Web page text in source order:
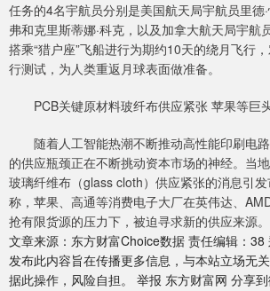
任务的4名宇航员分别是美国航天局宇航员里德
弗和克里斯蒂娜·科克，以及加拿大航天局宇航
搭乘“猎户座”飞船进行为期约10天的绕月飞行
行测试，为人类重返月球表面做准备。
PCB关键原材料玻纤布供应紧张 苹果等巨
随着人工智能热潮不断推动高性能印刷电路
的供应瓶颈正在不断挑动资本市场的神经。当
玻璃纤维布（glass cloth）供应紧张的消息引
称，苹果、高通等消费电子大厂在英伟达、
抢有限货源的压力下，被迫寻求新的供应来源。
文章来源：东方财富Choice数据 责任编辑：38
发布此内容旨在传播更多信息，与本站立场无关
据此操作，风险自担。 举报 东方财富网 分享